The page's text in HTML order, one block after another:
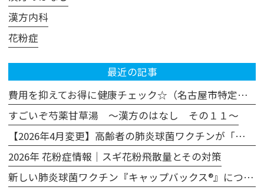
漢方内科
花粉症
最近の記事
費用を抑えてお得に健康チェック☆（名古屋市特定健診・がん検診の活用法）
すごいぞ芍薬甘草湯 ～漢方のはなし その１１～
【2026年4月変更】高齢者の肺炎球菌ワクチンが「プレベナー20」に変わります
2026年 花粉症情報｜スギ花粉飛散量とその対策
新しい肺炎球菌ワクチン『キャップバックス®』について